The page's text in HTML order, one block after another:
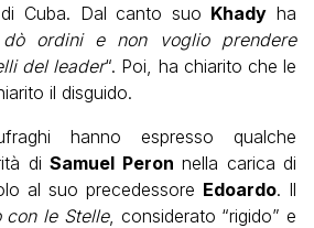
Cuba. Dal canto suo Khady ha
ordini e non voglio prendere
del leader“. Poi, ha chiarito che le
il disguido.
hanno espresso qualche
diSamuel Peron nella carica di
al suo precedessore Edoardo. Il
con le Stelle, considerato “rigido” e